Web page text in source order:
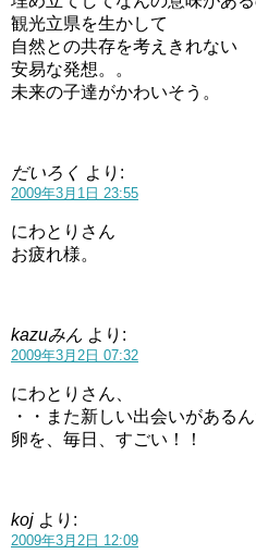
観光立県を生かして
自然との共存を考えきれない
安易な発想。。
未来の子達がかわいそう。
だいろく より:
2009年3月1日 23:55
にわとりさん
お疲れ様。
kazuみん より:
2009年3月2日 07:32
にわとりさん、
・・また新しい出会いがあるん
卵を、毎日、すごい！！
koj より:
2009年3月2日 12:09